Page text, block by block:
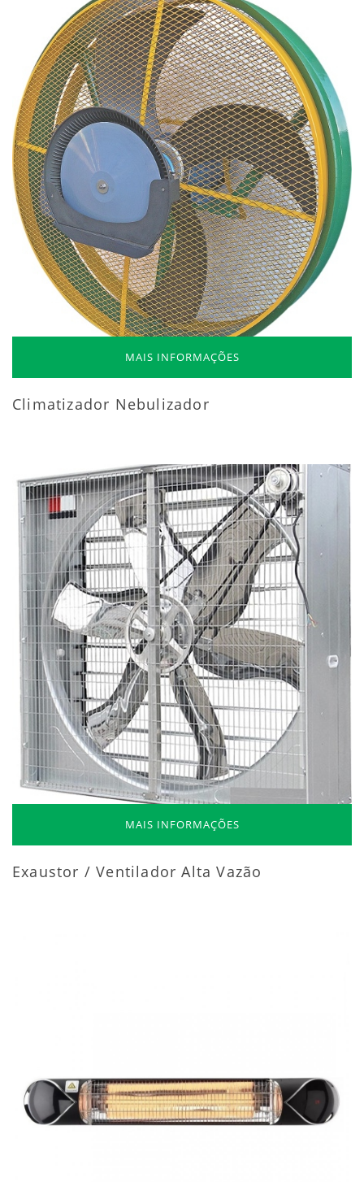
MAIS INFORMAÇÕES
Climatizador Nebulizador
MAIS INFORMAÇÕES
Exaustor / Ventilador Alta Vazão